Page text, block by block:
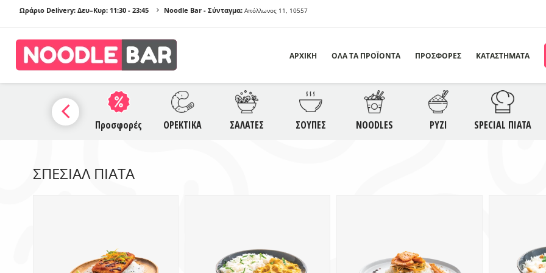
Ωράριο Delivery: Δευ–Κυρ: 11:30 - 23:45 Noodle Bar - Σύνταγμα: Απόλλωνος 11, 10557
ΑΡΧΙΚΗ ΟΛΑ ΤΑ ΠΡΟΪΟΝΤΑ
ΠΡΟΣΦΟΡΕΣ ΟΡΕΚΤΙΚΑ ΣΑΛΑΤΕΣ
ΠΡΟΣΦΟΡΕΣ ΚΑΤΑΣΤΗΜΑΤΑ
SAUCES Προσφορές ΟΡΕΚΤΙΚΑ ΣΑΛΑΤΕΣ ΣΟΥΠΕΣ NOODLES ΡΥΖΙ SPECIAL ΠΙΑΤΑ
ΣΠΕΣΙΑΛ ΠΙΑΤΑ